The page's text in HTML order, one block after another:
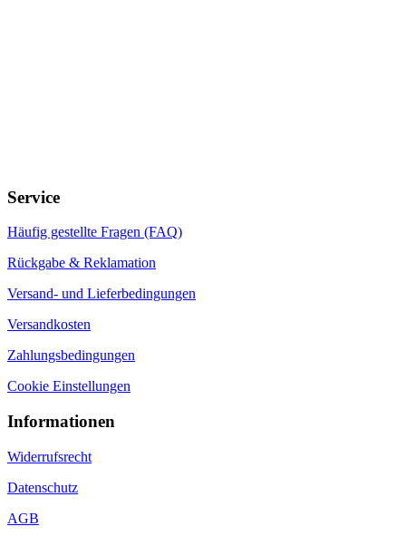
Service
Häufig gestellte Fragen (FAQ)
Rückgabe & Reklamation
Versand- und Lieferbedingungen
Versandkosten
Zahlungsbedingungen
Cookie Einstellungen
Informationen
Widerrufsrecht
Datenschutz
AGB